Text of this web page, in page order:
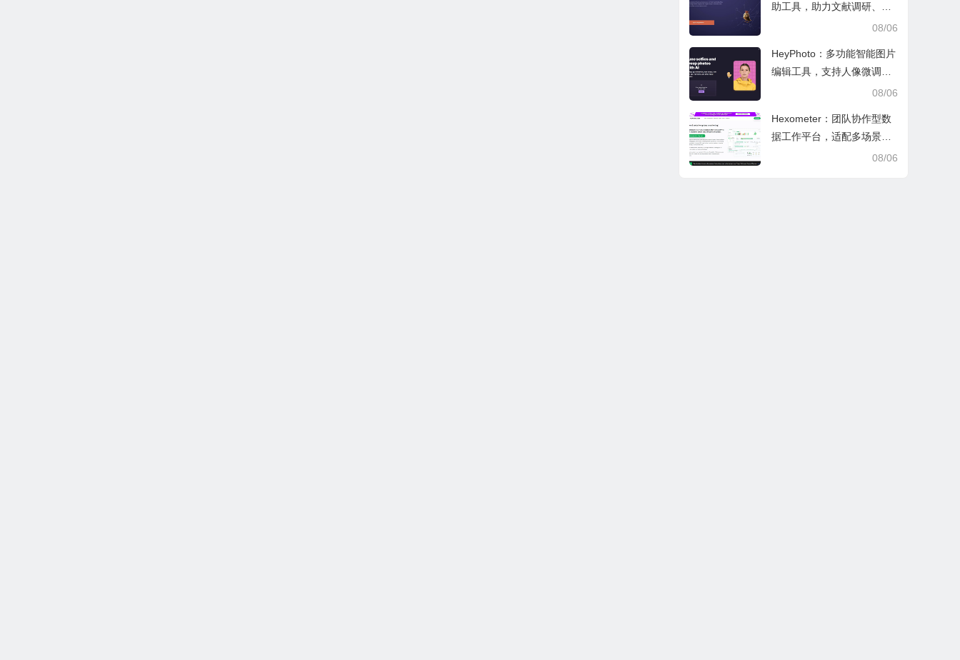
助工具，助力文献调研、论
文审阅与日常学业研究工作
08/06
HeyPhoto：多功能智能图片
编辑工具，支持人像微调、
艺术创作与日常隐私防护08/06
Hexometer：团队协作型数
据工作平台，适配多场景数
据分析、高效办公与企业安
08/06